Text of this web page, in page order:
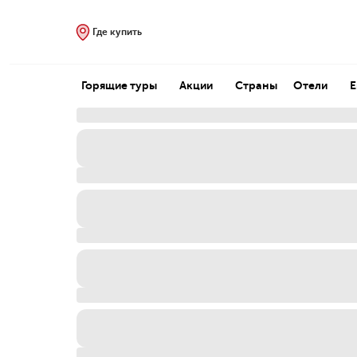
Где купить
Горящие туры Акции Страны Отели